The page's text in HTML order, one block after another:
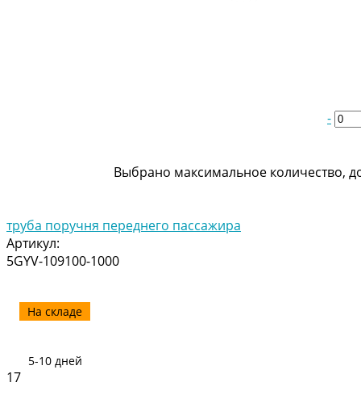
-
Выбрано максимальное количество,
труба поручня переднего пассажира
Артикул:
5GYV-109100-1000
На складе
5-10 дней
17